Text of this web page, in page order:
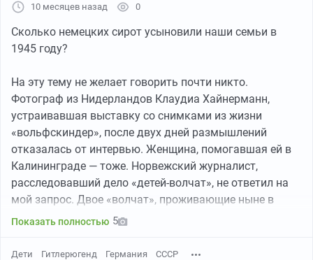
10 месяцев назад 0
Сколько немецких сирот усыновили наши семьи в
1945 году?
На эту тему не желает говорить почти никто.
Фотограф из Нидерландов Клаудиа Хайнерманн,
устраивавшая выставку со снимками из жизни
«вольфcкиндер», после двух дней размышлений
отказалась от интервью. Женщина, помогавшая ей в
Калининграде — тоже. Норвежский журналист,
расследовавший дело «детей-волчат», не ответил на
мой запрос. Двое «волчат», проживающие ныне в
Литве (мужчина и женщина), сообщили мне по
В чём же дело? После капитуляции дивизий вермахта
Показать полностью 5
Дети Гитлерюгенд Германия СССР